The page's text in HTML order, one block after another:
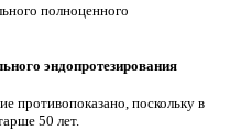
полноценного
эндопротезирования
противопоказано, поскольку в
50 лет.